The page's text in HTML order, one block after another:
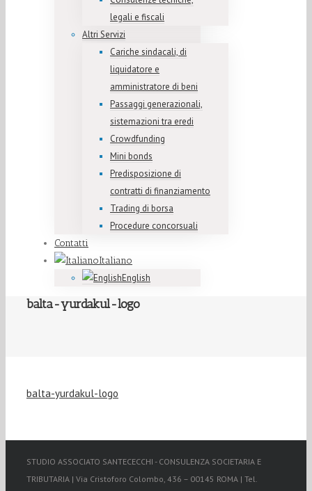
legali e fiscali
Altri Servizi
Cariche sindacali, di
liquidatore e
amministratore di beni
Passaggi generazionali,
sistemazioni tra eredi
Crowdfunding
Mini bonds
Predisposizione di
contratti di finanziamento
Trading di borsa
Procedure concorsuali
Contatti
Italiano
English
balta-yurdakul-logo
balta-yurdakul-logo
STUDIO ASSOCIATO SANTECECCHI - CONSULENZA SOCIETARIA E
TRIBUTARIA | Via Cristoforo Colombo, 436 – 00145 ROMA | Tel.